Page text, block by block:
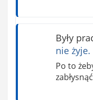
Były
nie żyje.
Po to
zabłysnąć